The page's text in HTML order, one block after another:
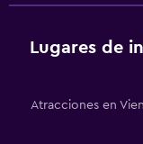
Lugares de
Atracciones en